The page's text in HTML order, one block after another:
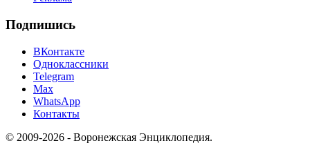
Подпишись
ВКонтакте
Одноклассники
Telegram
Max
WhatsApp
Контакты
© 2009-2026 - Воронежская Энциклопедия.